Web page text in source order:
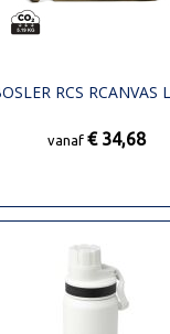
RCS RCANVAS
vanaf € 34,68